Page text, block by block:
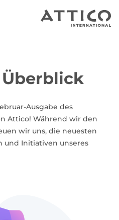
und
Überblick
Ausgabe des
Attico! Während wir den
wir uns, die neuesten
und Initiativen unseres